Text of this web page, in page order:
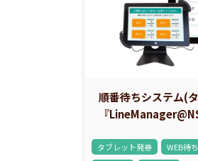
順番待ちシステム(
『
タブレット発券 WEB待